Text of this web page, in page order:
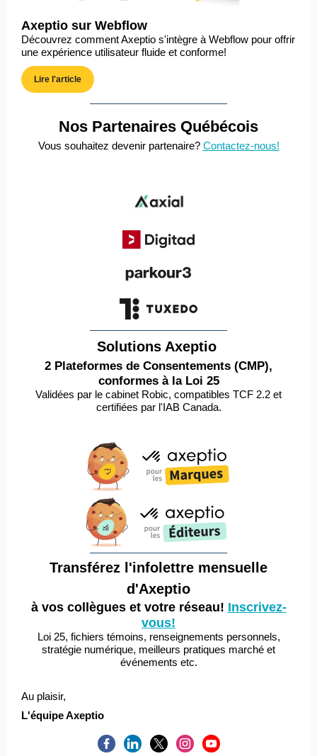
Axeptio sur Webflow
Découvrez comment Axeptio s'intègre à Webflow pour offrir
une expérience utilisateur fluide et conforme!
Lire l'article
Nos Partenaires Québécois
Vous souhaitez devenir partenaire? Contactez-nous!
Solutions Axeptio
2 Plateformes de Consentements (CMP),
conformes à la Loi 25
Validées par le cabinet Robic, compatibles TCF 2.2 et
certifiées par l'IAB Canada.
Transférez l'infolettre mensuelle
d'Axeptio
à vos collègues et votre réseau! Inscrivez-
vous!
Loi 25, fichiers témoins, renseignements personnels,
stratégie numérique, meilleurs pratiques marché et
événements etc.
Au plaisir,
L'équipe Axeptio